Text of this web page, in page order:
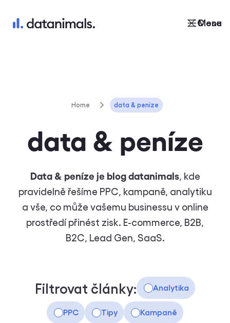
Menu
Close
Home data & peníze
data & peníze
Data & peníze je blog datanimals, kde
pravidelně řešíme PPC, kampaně, analytiku
a vše, co může vašemu businessu v online
prostředí přinést zisk. E-commerce, B2B,
B2C, Lead Gen, SaaS.
Filtrovat články: Analytika
PPC Tipy Kampaně